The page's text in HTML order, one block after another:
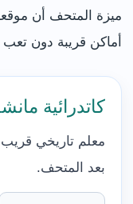
ميزة المتحف أن
أماكن قريبة دون
كاتدرائية
معلم تاريخي
بعد المتحف.